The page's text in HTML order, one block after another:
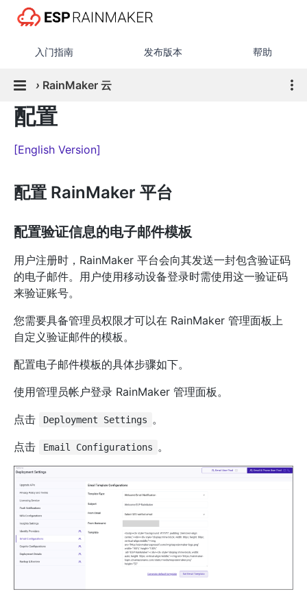
入门指南 发布版本 帮助
› RainMaker 云
配置
[English Version]
配置 RainMaker 平台
配置验证信息的电子邮件模板
用户注册时，RainMaker 平台会向其发送一封包含验证码
的电子邮件。用户使用移动设备登录时需使用这一验证码
来验证账号。
您需要具备管理员权限才可以在 RainMaker 管理面板上
自定义验证邮件的模板。
配置电子邮件模板的具体步骤如下。
使用管理员帐户登录 RainMaker 管理面板。
点击
Deployment Settings 。
点击
Email Configurations 。